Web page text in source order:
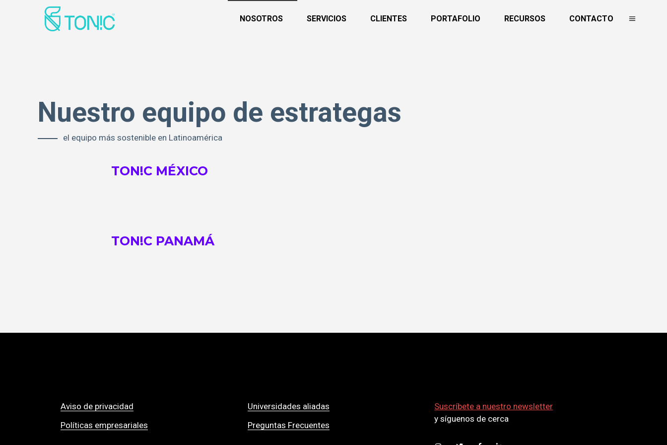
NOSOTROS SERVICIOS CLIENTES PORTAFOLIO RECURSOS CONTACTO
Nuestro equipo de estrategas
el equipo más sostenible en Latinoamérica
TON!C MÉXICO
TON!C PANAMÁ
Aviso de privacidad
Políticas empresariales
Universidades aliadas
Preguntas Frecuentes
Suscríbete a nuestro newsletter
y síguenos de cerca